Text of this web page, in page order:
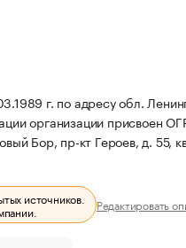
г. по адресу обл.
организации присвоен
Бор, пр-кт Героев, д. 55,
источников. Редактировать